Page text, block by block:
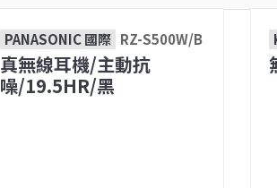
PANASONIC 國際 RZ-S500W/B
真無線耳機/主動抗
噪/19.5HR/黑